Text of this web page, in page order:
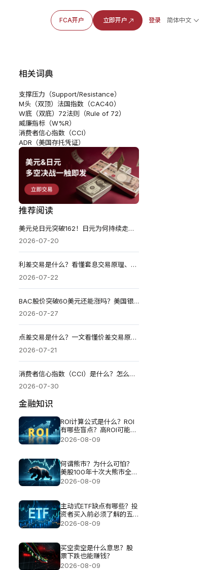
FCA开户 立即开户 登录 简体中文
相关词典
支撑压力（Support/Resistance）
M头（双顶） 法国指数（CAC40）
W底（双底） 72法则（Rule of 72）
威廉指标（W%R）
消费者信心指数（CCI）
ADR（美国存托凭证）
推荐阅读
美元兑日元突破162！日元为何持续走弱？后市还会继续下跌吗？
2026-07-20
利差交易是什么？看懂套息交易原理、获利逻辑、风险与操作
2026-07-22
BAC股价突破60美元还能涨吗？美国银行Q2盈利超预期，后市关注三大变量
2026-07-27
点差交易是什么？一文看懂价差交易原理、四大策略与风险
2026-07-21
消费者信心指数（CCI）是什么？怎么看数据、影响与投资策略
2026-07-30
金融知识
ROI计算公式是什么？ROI
有哪些盲点？高ROI可能伴
随哪些风险？
2026-08-09
何谓熊市？为什么可怕？
美股100年十次大熊市全解
析
2026-08-09
主动式ETF缺点有哪些？投
资者买入前必须了解的五
大风险
2026-08-09
买空卖空是什么意思？股
票下跌也能赚钱？
2026-08-09